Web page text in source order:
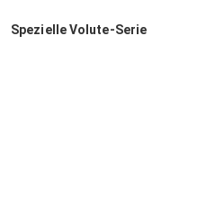
Spezielle Volute-Serie